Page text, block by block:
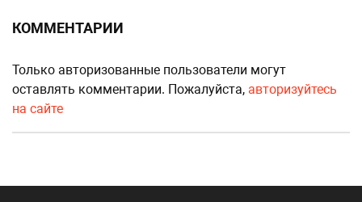
КОММЕНТАРИИ
Только авторизованные пользователи могут
оставлять комментарии. Пожалуйста, авторизуйтесь
на сайте